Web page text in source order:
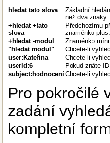
hledat tato slova
Základní
než dva znaky.
+hledat +tato
slova
Předchozímu
znaménko plus.
+hledat -modul
Znaménko
"hledat modul"
Chcete-li
user:Kateřina
Chcete-li
userid:6
Pokud znáte
subject:hodnoceníChcete-li
Pro pokročilé
zadání
kompletní